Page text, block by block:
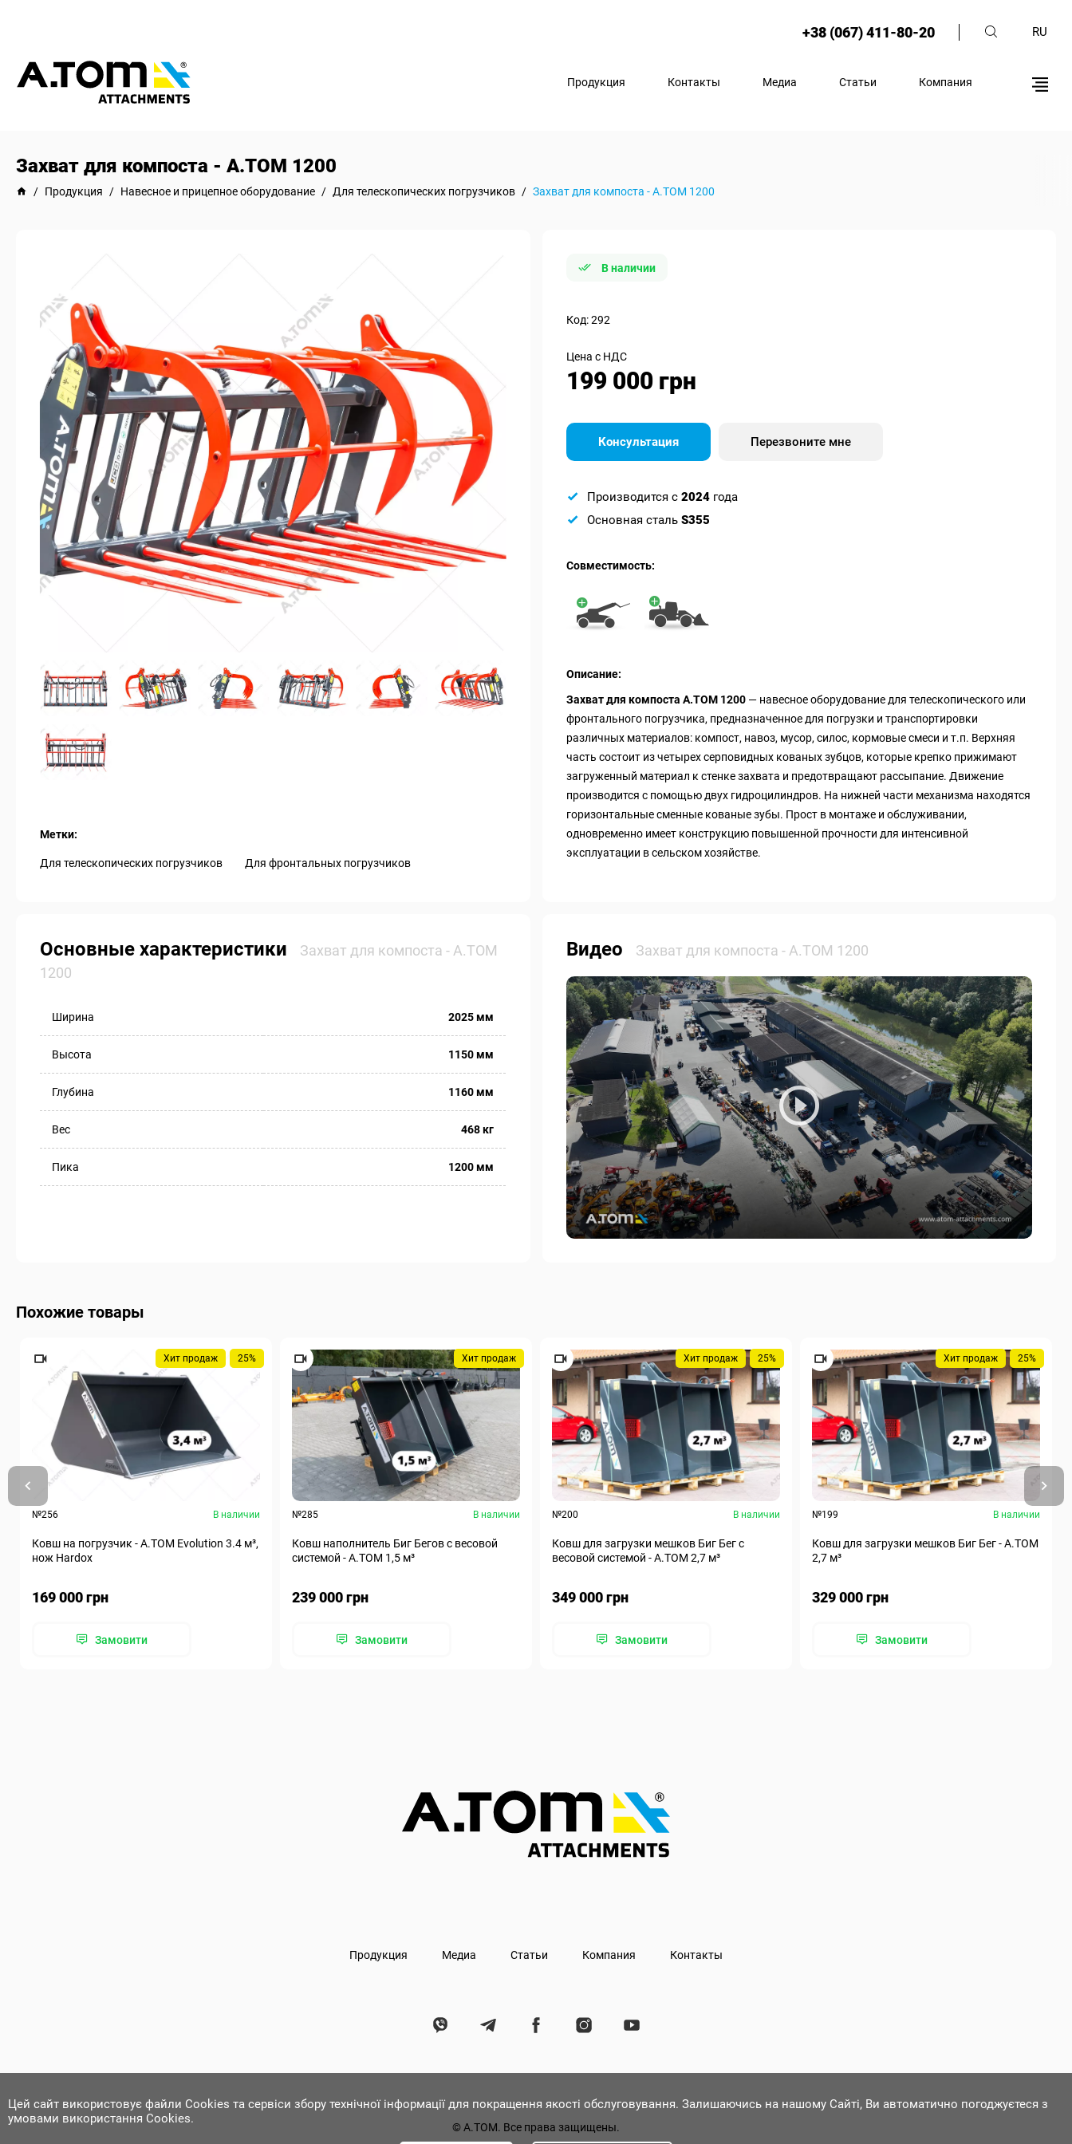
+38 (067) 411-80-20 RU
Продукция Контакты Медиа Статьи Компания
Цей сайт використовує файли Cookies та сервіси збору технічної інформації для покращення якості обслуговування. Залишаючись на нашому Сайті, Ви автоматично погоджуєтеся з
умовами використання Cookies.
Захват для компоста - А.ТОМ 1200
/ Продукция / Навесное и прицепное оборудование / Для телескопических погрузчиков / Захват для компоста - А.ТОМ 1200
Метки:
Для телескопических погрузчиков Для фронтальных погрузчиков
В наличии
Код: 292
Цена с НДС
199 000 грн
Консультация Перезвоните мне
Производится с 2024 года
Основная сталь S355
Совместимость:
Описание:
Захват для компоста А.ТОМ 1200— навесное оборудование для телескопического или
фронтального погрузчика, предназначенное для погрузки и транспортировки
различных материалов: компост, навоз, мусор, силос, кормовые смеси и т.п. Верхняя
часть состоит из четырех серповидных кованых зубцов, которые крепко прижимают
загруженный материал к стенке захвата и предотвращают рассыпание. Движение
производится с помощью двух гидроцилиндров. На нижней части механизма находятся
горизонтальные сменные кованые зубы. Прост в монтаже и обслуживании,
одновременно имеет конструкцию повышенной прочности для интенсивной
эксплуатации в сельском хозяйстве.
Основные характеристики
Захват для компоста - А.ТОМ
1200
Ширина 2025 мм
Высота 1150 мм
Глубина 1160 мм
Вес 468 кг
Пика 1200 мм
Видео Захват для компоста - А.ТОМ 1200
Похожие товары
Хит продаж 25%
№256 В наличии
Ковш на погрузчик - A.TOM Evolution 3.4 м³,
нож Hardox
169 000 грн
Замовити
Хит продаж
№285 В наличии
Ковш наполнитель Биг Бегов с весовой
системой - А.ТОМ 1,5 м³
239 000 грн
Замовити
Хит продаж 25%
№200 В наличии
Ковш для загрузки мешков Биг Бег с
весовой системой - А.ТОМ 2,7 м³
349 000 грн
Замовити
Хит продаж 25%
№199 В наличии
Ковш для загрузки мешков Биг Бег - А.ТОМ
2,7 м³
329 000 грн
Замовити
Продукция Медиа Статьи Компания Контакты
© А.ТОМ. Все права защищены.